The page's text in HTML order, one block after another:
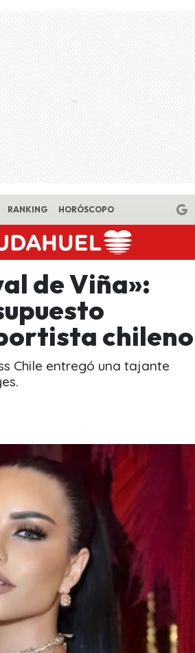
RANKING HORÓSCOPO
de Viña»:
chileno
Chile entregó una tajante